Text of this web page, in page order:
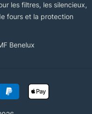
les filtres, les silencieux,
fours et la protection
Benelux